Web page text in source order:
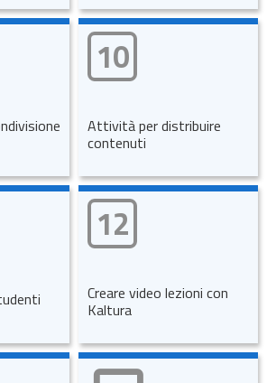
10
Attività per distribuire
contenuti
12
Creare video lezioni con
Kaltura